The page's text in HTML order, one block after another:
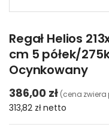
Regał Helios
cm 5 półek/
Ocynkowany
386,00 zł (cena
313,82 złnetto